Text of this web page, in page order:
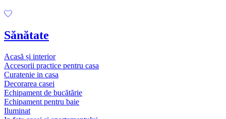
Sănătate
Acasă și interior
Accesorii practice pentru casa
Curatenie in casa
Decorarea casei
Echipament de bucătărie
Echipament pentru baie
Iluminat